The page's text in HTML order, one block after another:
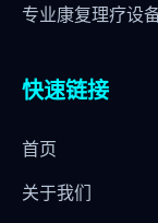
专业康复理疗设
快速链接
首页
关于我们